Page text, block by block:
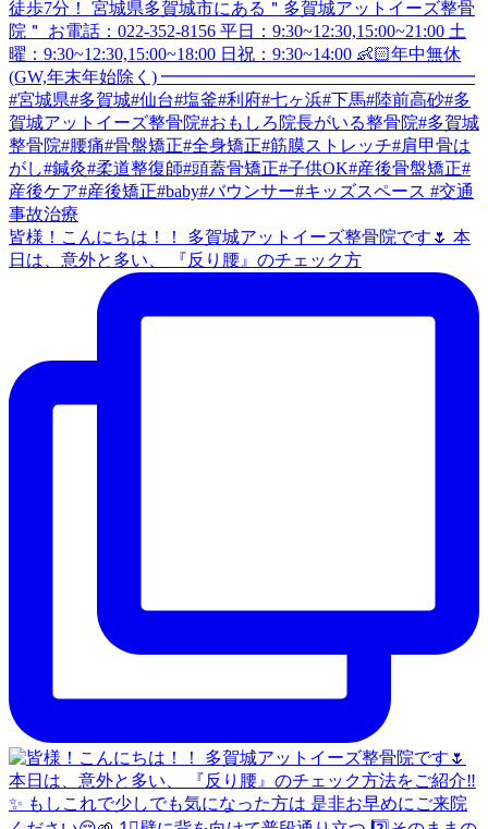
皆様！こんにちは！！ 多賀城アットイーズ整骨院です🌷 本
日は、意外と多い、 『反り腰』のチェック方